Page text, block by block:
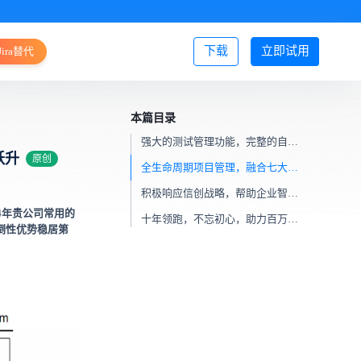
立即试用
下载
替代 登录/注册
升 原创
本篇目录
强大的测试管理功能，完整的自动化测试方案
全生命周期项目管理，融合七大研发管理模型
积极响应信创战略，帮助企业智能化转型
十年领跑，不忘初心，助力百万团队高效协作
贵公司常用的
性优势稳居第